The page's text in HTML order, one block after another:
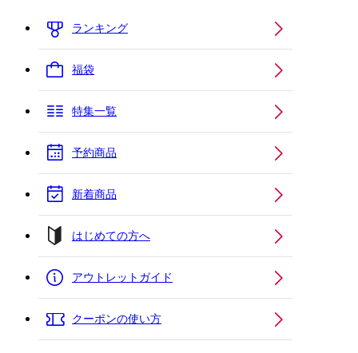
ランキング
福袋
特集一覧
予約商品
新着商品
はじめての方へ
アウトレットガイド
クーポンの使い方